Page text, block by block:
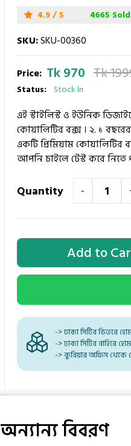
4.9 / 5 4665 Sold
SKU:SKU-00360
Price: Tk 970 Tk
Status: Stock In
এই স্টাইলিস্ট ও ইউনিক
কোয়ালিটির বক্স । ২. ১ বছরের
একটি প্রিমিয়াম কোয়ালিটির
আপনি চাইলে টেস্ট করে নিতে
Quantity -
Add to
-> ঢাকা সিটির ভিতরে
-> ঢাকা সিটির বাহিরে
-> কুরিয়ার অফিস থেকে
অন্যান্য বিবরণ